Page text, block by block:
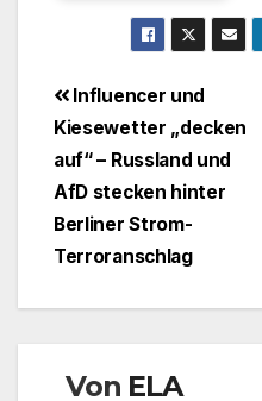
Influencer und
Kiesewetter „decken
auf“ – Russland und
AfD stecken hinter
Berliner Strom-
Terroranschlag
Von ELA